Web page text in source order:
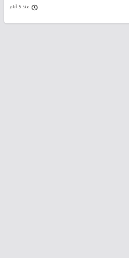
منذ 5 أيام